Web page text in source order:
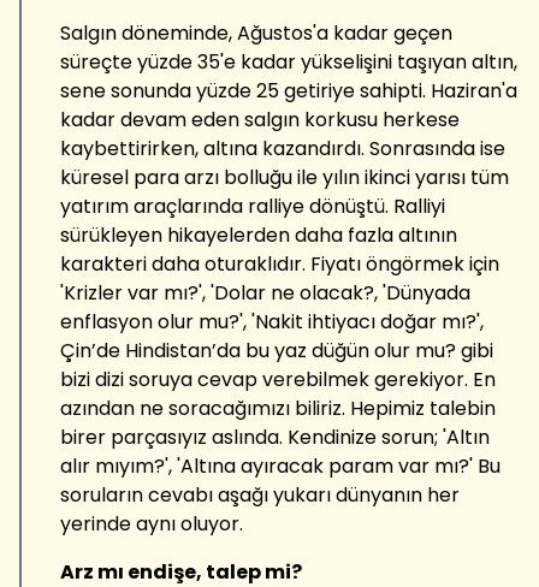
Salgın döneminde, Ağustos'a kadar geçen
süreçte yüzde 35'e kadar yükselişini taşıyan altın,
sene sonunda yüzde 25 getiriye sahipti. Haziran'a
kadar devam eden salgın korkusu herkese
kaybettirirken, altına kazandırdı. Sonrasında ise
küresel para arzı bolluğu ile yılın ikinci yarısı tüm
yatırım araçlarında ralliye dönüştü. Ralliyi
sürükleyen hikayelerden daha fazla altının
karakteri daha oturaklıdır. Fiyatı öngörmek için
'Krizler var mı?', 'Dolar ne olacak?, 'Dünyada
enflasyon olur mu?', 'Nakit ihtiyacı doğar mı?',
Çin’de Hindistan’da bu yaz düğün olur mu? gibi
bizi dizi soruya cevap verebilmek gerekiyor. En
azından ne soracağımızı biliriz. Hepimiz talebin
birer parçasıyız aslında. Kendinize sorun; 'Altın
alır mıyım?', 'Altına ayıracak param var mı?' Bu
soruların cevabı aşağı yukarı dünyanın her
yerinde aynı oluyor.
Arz mı endişe, talep mi?